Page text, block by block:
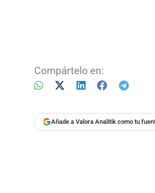
Compártelo en:
Añade a Valora Analitik como tu